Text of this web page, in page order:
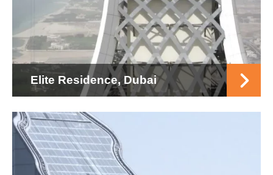
Elite Residence, Dubai